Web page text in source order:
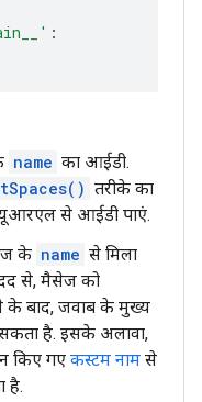
:
name का आईडी.
तरीके का
से आईडी पाएं.
के name से मिला
से, मैसेज को
के बाद, जवाब के मुख्य
है. इसके अलावा,
किए गए कस्टम नाम से
है.